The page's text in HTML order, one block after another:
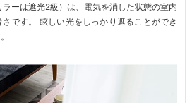
ーは遮光2級）は、電気を消した状態の室内
です。 眩しい光をしっかり遮ることができ